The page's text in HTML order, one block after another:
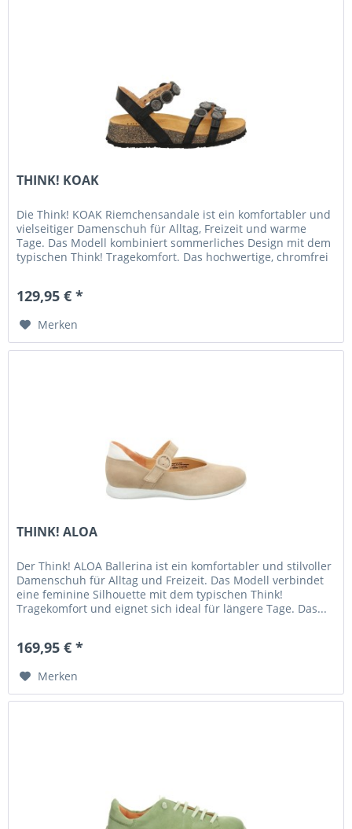
THINK! KOAK
Die Think! KOAK Riemchensandale ist ein komfortabler und
vielseitiger Damenschuh für Alltag, Freizeit und warme
Tage. Das Modell kombiniert sommerliches Design mit dem
typischen Think! Tragekomfort. Das hochwertige, chromfrei
129,95 € *
Merken
THINK! ALOA
Der Think! ALOA Ballerina ist ein komfortabler und stilvoller
Damenschuh für Alltag und Freizeit. Das Modell verbindet
eine feminine Silhouette mit dem typischen Think!
Tragekomfort und eignet sich ideal für längere Tage. Das...
169,95 € *
Merken